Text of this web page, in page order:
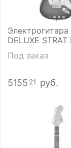
Электрогитара
DELUXE STRAT
Под заказ
5155 21 руб.